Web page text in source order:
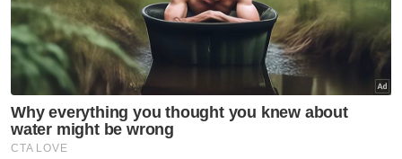
Nasional
Isu import udang Thailand
dijangka selesai pertengahan
bulan ini – Mohamad Sabu
Nasional
Anwar jamin siasatan RCI TH